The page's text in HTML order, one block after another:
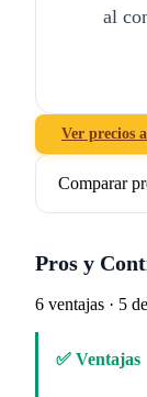
al
Ver precios
Comparar
Pros y
6 ventajas · 5
✅ Ventajas